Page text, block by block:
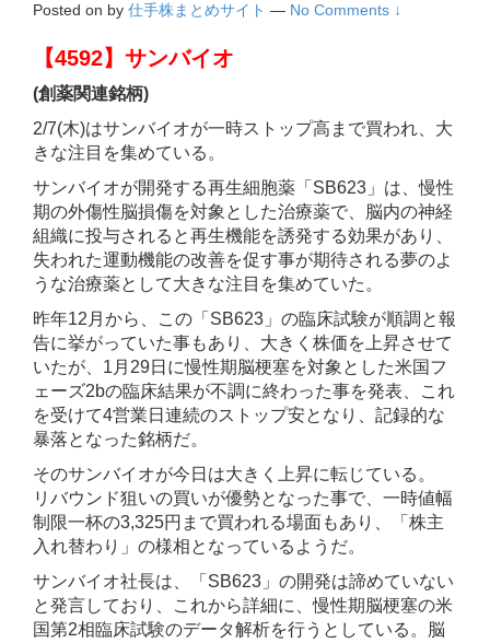
Posted on by 仕手株まとめサイト — No Comments ↓
【4592】サンバイオ
(創薬関連銘柄)
2/7(木)はサンバイオが一時ストップ高まで買われ、大
きな注目を集めている。
サンバイオが開発する再生細胞薬「SB623」は、慢性
期の外傷性脳損傷を対象とした治療薬で、脳内の神経
組織に投与されると再生機能を誘発する効果があり、
失われた運動機能の改善を促す事が期待される夢のよ
うな治療薬として大きな注目を集めていた。
昨年12月から、この「SB623」の臨床試験が順調と報
告に挙がっていた事もあり、大きく株価を上昇させて
いたが、1月29日に慢性期脳梗塞を対象とした米国フ
ェーズ2bの臨床結果が不調に終わった事を発表、これ
を受けて4営業日連続のストップ安となり、記録的な
暴落となった銘柄だ。
そのサンバイオが今日は大きく上昇に転じている。
リバウンド狙いの買いが優勢となった事で、一時値幅
制限一杯の3,325円まで買われる場面もあり、「株主
入れ替わり」の様相となっているようだ。
サンバイオ社長は、「SB623」の開発は諦めていない
と発言しており、これから詳細に、慢性期脳梗塞の米
国第2相臨床試験のデータ解析を行うとしている。脳